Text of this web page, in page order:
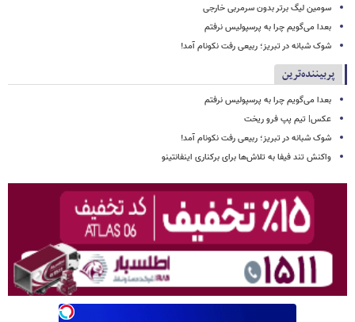
سومین لیگ برتر بدون سرمربی خارجی
بعدا می‌گویم چرا به پرسپولیس نرفتم
شوک شبانه در تبریز؛ ربیعی رفت نکونام آمد!
پربیننده‌ترین
بعدا می‌گویم چرا به پرسپولیس نرفتم
عکس| تیم پپ فرو ریخت
شوک شبانه در تبریز؛ ربیعی رفت نکونام آمد!
واکنش تند فیفا به تلاش‌ها برای برکناری اینفانتینو